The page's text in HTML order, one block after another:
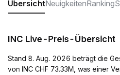
ÜbersichtNeuigkeitenRanking
INC Live-Preis-Übersicht
Stand 8. Aug. 2026 beträgt die
von INC CHF 73.33M, was einer